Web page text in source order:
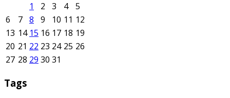
1
2 3 4
5
6
7 8 9 10 11 12
13 14 15 16 17 18 19
20 21 22 23 24 25 26
27 28 29 30 31
Tags